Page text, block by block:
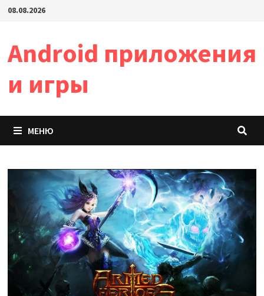
Перейти
08.08.2026
Android приложения
и игры
МЕНЮ